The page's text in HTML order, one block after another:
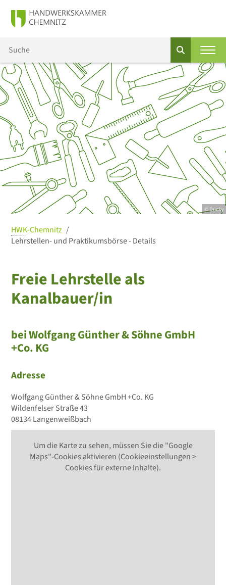
© Ducky
HWK-Chemnitz
Lehrstellen- und Praktikumsbörse - Details
Freie Lehrstelle als
Kanalbauer/in
bei Wolfgang Günther & Söhne GmbH
+Co. KG
Adresse
Wolfgang Günther & Söhne GmbH +Co. KG
Wildenfelser Straße 43
08134 Langenweißbach
Um die Karte zu sehen, müssen Sie die "Google
Maps"-Cookies aktivieren (Cookieeinstellungen >
Cookies für externe Inhalte).